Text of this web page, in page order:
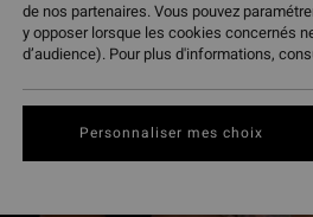
de nos partenaires. Vous pouvez
y opposer lorsque les cookies concernés
d’audience). Pour plus d'informations,
Personnaliser mes choix